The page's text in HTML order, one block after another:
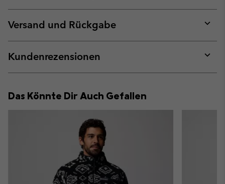
or
Versand und Rückgabe
or
Kundenrezensionen
or
Das Könnte Dir Auch Gefallen